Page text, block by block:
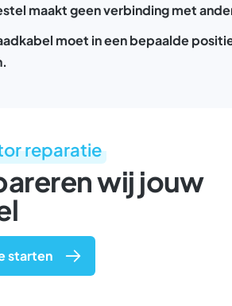
maakt geen verbinding met
moet in een bepaalde
reparatie
wij jouw
starten